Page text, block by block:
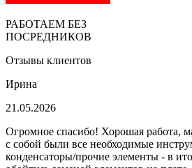
РАБОТАЕМ БЕЗ
ПОСРЕДНИКОВ
Отзывы клиентов
Ирина
21.05.2026
Огромное спасибо! Хорошая работа,
с собой были все необходимые
конденсаторы/прочие элементы - в